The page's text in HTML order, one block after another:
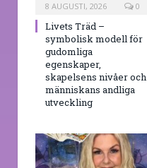
8 AUGUSTI, 2026 0
Livets Träd –
symbolisk modell för
gudomliga
egenskaper,
skapelsens nivåer och
människans andliga
utveckling